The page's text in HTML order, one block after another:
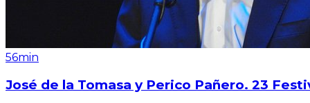
56min
José de la Tomasa y Perico Pañero. 23